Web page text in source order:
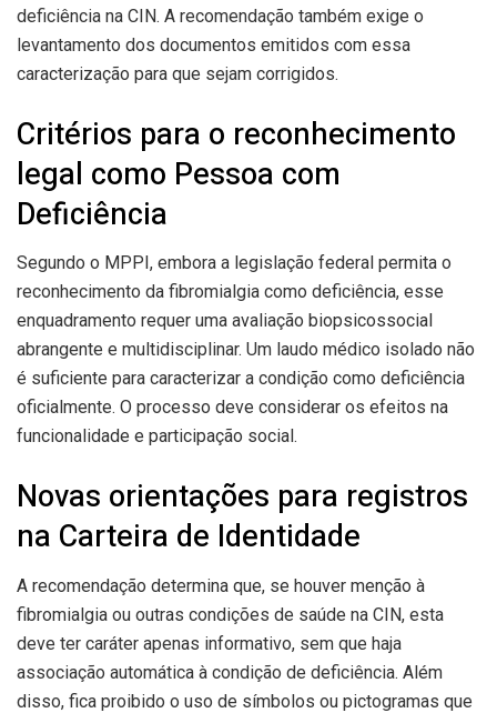
deficiência na CIN. A recomendação também exige o
levantamento dos documentos emitidos com essa
caracterização para que sejam corrigidos.
Critérios para o reconhecimento
legal como Pessoa com
Deficiência
Segundo o MPPI, embora a legislação federal permita o
reconhecimento da fibromialgia como deficiência, esse
enquadramento requer uma avaliação biopsicossocial
abrangente e multidisciplinar. Um laudo médico isolado não
é suficiente para caracterizar a condição como deficiência
oficialmente. O processo deve considerar os efeitos na
funcionalidade e participação social.
Novas orientações para registros
na Carteira de Identidade
A recomendação determina que, se houver menção à
fibromialgia ou outras condições de saúde na CIN, esta
deve ter caráter apenas informativo, sem que haja
associação automática à condição de deficiência. Além
disso, fica proibido o uso de símbolos ou pictogramas que